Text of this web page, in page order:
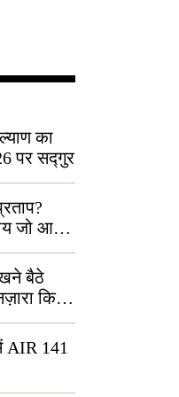
का
पर सद्गुर
जो आज
बैठे
कि
हैं”
AIR 141